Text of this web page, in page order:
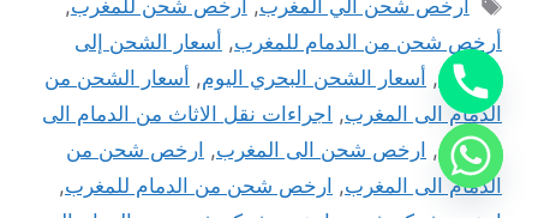
أرخص شحن الي المغرب, أرخص شحن للمغرب,
أرخص شحن من الدمام للمغرب, أسعار الشحن إلى
المغرب, أسعار الشحن البحري اليوم, أسعار الشحن من
الدمام الى المغرب, اجراءات نقل الاثاث من الدمام الى
المغرب, ارخص شحن الى المغرب, ارخص شحن من
الدمام الى المغرب, ارخص شحن من الدمام للمغرب,